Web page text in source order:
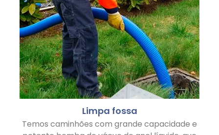
Limpa fossa
Temos caminhões com grande capacidade e